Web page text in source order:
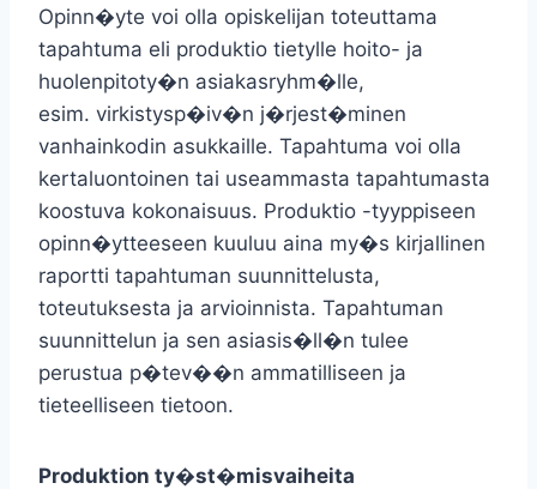
Opinn�yte voi olla opiskelijan toteuttama
tapahtuma eli produktio tietylle hoito- ja
huolenpitoty�n asiakasryhm�lle,
esim. virkistysp�iv�n j�rjest�minen
vanhainkodin asukkaille. Tapahtuma voi olla
kertaluontoinen tai useammasta tapahtumasta
koostuva kokonaisuus. Produktio -tyyppiseen
opinn�ytteeseen kuuluu aina my�s kirjallinen
raportti tapahtuman suunnittelusta,
toteutuksesta ja arvioinnista. Tapahtuman
suunnittelun ja sen asiasis�ll�n tulee
perustua p�tev��n ammatilliseen ja
tieteelliseen tietoon.
Produktion ty�st�misvaiheita